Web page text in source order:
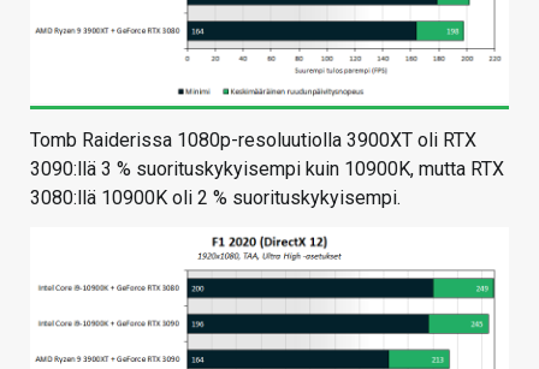
Tomb Raiderissa 1080p-resoluutiolla 3900XT oli RTX
3090:llä 3 % suorituskykyisempi kuin 10900K, mutta RTX
3080:llä 10900K oli 2 % suorituskykyisempi.